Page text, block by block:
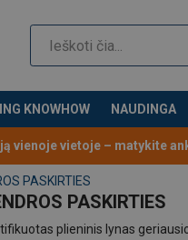
KNOWHOW NAUDINGA
vietoje – matykite
PASKIRTIES
PASKIRTIES
plieninis lynas